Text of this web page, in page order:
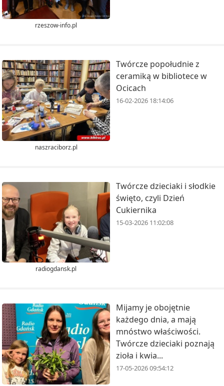
rzeszow-info.pl
naszraciborz.pl
Twórcze popołudnie z
ceramiką w bibliotece w
Ocicach
16-02-2026 18:14:06
radiogdansk.pl
Twórcze dzieciaki i słodkie
święto, czyli Dzień
Cukiernika
15-03-2026 11:02:08
Mijamy je obojętnie
każdego dnia, a mają
mnóstwo właściwości.
Twórcze dzieciaki poznają
zioła i kwia...
17-05-2026 09:54:12